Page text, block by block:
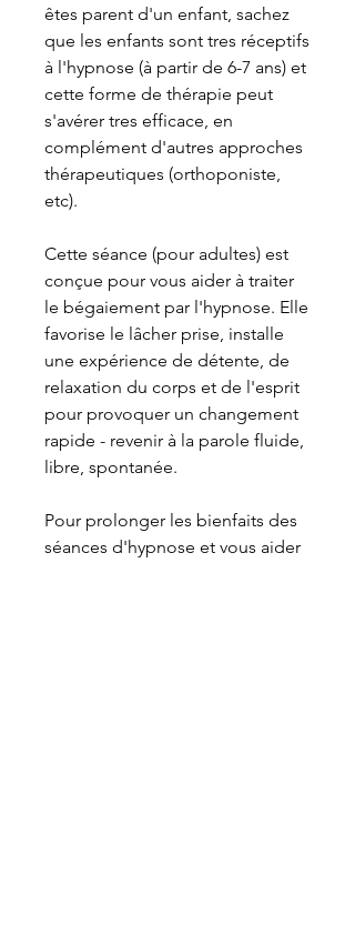
êtes parent d'un enfant, sachez
que les enfants sont tres réceptifs
à l'hypnose (à partir de 6-7 ans) et
cette forme de thérapie peut
s'avérer tres efficace, en
complément d'autres approches
thérapeutiques (orthoponiste,
etc).
Cette séance (pour adultes) est
conçue pour vous aider à traiter
le bégaiement par l'hypnose. Elle
favorise le lâcher prise, installe
une expérience de détente, de
relaxation du corps et de l'esprit
pour provoquer un changement
rapide - revenir à la parole fluide,
libre, spontanée.
Pour prolonger les bienfaits des
séances d'hypnose et vous aider